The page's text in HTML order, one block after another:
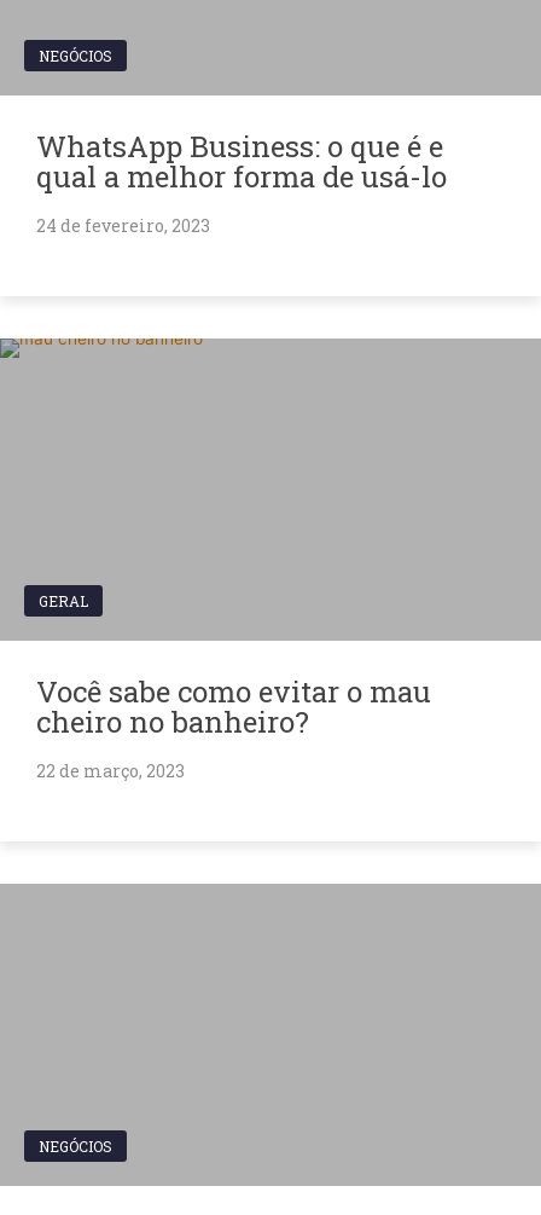
NEGÓCIOS
WhatsApp Business: o que é e
qual a melhor forma de usá-lo
24 de fevereiro, 2023
GERAL
Você sabe como evitar o mau
cheiro no banheiro?
22 de março, 2023
NEGÓCIOS